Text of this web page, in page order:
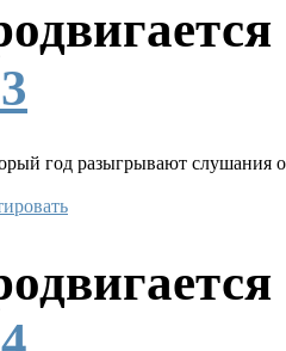
год разыгрывают слушания о